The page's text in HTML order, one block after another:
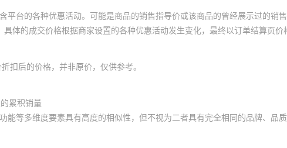
平台的各种优惠活动。可能是商品的销售指导价或该商品的曾经展示过的销
体的成交价格根据商家设置的各种优惠活动发生变化，最终以订单结算页价
扣后的价格，并非原价，仅供参考。
累积销量
能等多维度要素具有高度的相似性，但不视为二者具有完全相同的品牌、品